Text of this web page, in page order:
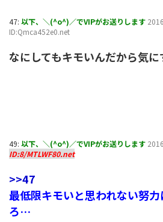
47: 以下、＼(^o^)／でVIPがお送りします
ID:Qmca452e0.net
なにしてもキモいんだから気に
49: 以下、＼(^o^)／でVIPがお送りします
ID:8/MTLWF80.net
>>47
最低限キモいと思われない努
ろ…